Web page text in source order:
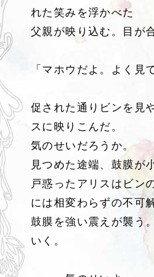
れた笑みを浮かべた
父親が映り込む。目が
「マホウだよ。よく見
促された通りビンを見
スに映りこんだ。
気のせいだろうか。
見つめた途端、鼓膜が
戸惑ったアリスはビン
には相変わらずの不可
鼓膜を強い震えが襲う
いく。